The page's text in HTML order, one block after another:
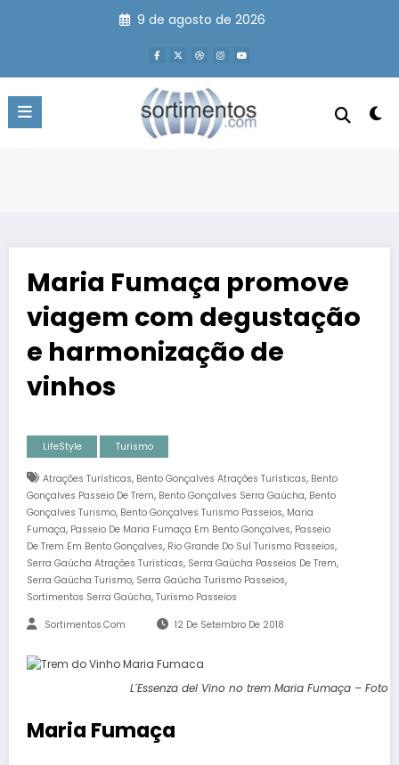
9 de agosto de 2026
Maria Fumaça promove
viagem com degustação
e harmonização de
vinhos
LifeStyle Turismo
Atrações Turísticas, Bento Gonçalves Atrações Turísticas, Bento
Gonçalves Passeio De Trem, Bento Gonçalves Serra Gaúcha, Bento
Gonçalves Turismo, Bento Gonçalves Turismo Passeios, Maria
Fumaça, Passeio De Maria Fumaça Em Bento Gonçalves, Passeio
De Trem Em Bento Gonçalves, Rio Grande Do Sul Turismo Passeios,
Serra Gaúcha Atrações Turísticas, Serra Gaúcha Passeios De Trem,
Serra Gaúcha Turismo, Serra Gaúcha Turismo Passeios,
Sortimentos Serra Gaúcha, Turismo Passeios
Sortimentos.com 12 De Setembro De 2018
L´Essenza del Vino no trem Maria Fumaça – Foto
Maria Fumaça